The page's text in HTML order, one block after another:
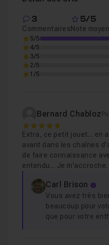
Leçon 1 Théorie sur
Leçon 2 Le cycle de vie
Leçon 3 Changer la
Leçon 4 Etude du
Leçon 5 Etude du
Chapitre 3 : Pour la
3
Commentaires
5/5
Note
5/5
4/5
3/5
2/5
1/5
Bernard Chabloz
5
Extra, ce petit jouet... en
avant dans les chaînes
de faire connaissance
entendu... Je m'accroche.
Carl Brison
Vous avez très
beaucoup pour
que pour votre